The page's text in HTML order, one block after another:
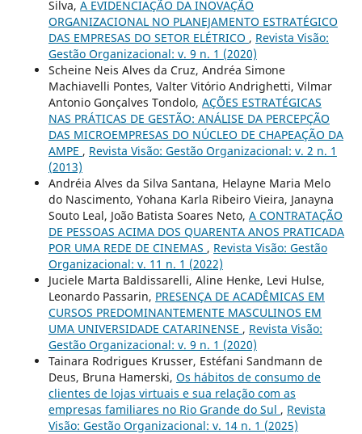
Silva, A EVIDENCIAÇÃO DA INOVAÇÃO
ORGANIZACIONAL NO PLANEJAMENTO ESTRATÉGICO
DAS EMPRESAS DO SETOR ELÉTRICO , Revista Visão:
Gestão Organizacional: v. 9 n. 1 (2020)
Scheine Neis Alves da Cruz, Andréa Simone
Machiavelli Pontes, Valter Vitório Andrighetti, Vilmar
Antonio Gonçalves Tondolo, AÇÕES ESTRATÉGICAS
NAS PRÁTICAS DE GESTÃO: ANÁLISE DA PERCEPÇÃO
DAS MICROEMPRESAS DO NÚCLEO DE CHAPEAÇÃO DA
AMPE , Revista Visão: Gestão Organizacional: v. 2 n. 1
(2013)
Andréia Alves da Silva Santana, Helayne Maria Melo
do Nascimento, Yohana Karla Ribeiro Vieira, Janayna
Souto Leal, João Batista Soares Neto, A CONTRATAÇÃO
DE PESSOAS ACIMA DOS QUARENTA ANOS PRATICADA
POR UMA REDE DE CINEMAS , Revista Visão: Gestão
Organizacional: v. 11 n. 1 (2022)
Juciele Marta Baldissarelli, Aline Henke, Levi Hulse,
Leonardo Passarin, PRESENÇA DE ACADÊMICAS EM
CURSOS PREDOMINANTEMENTE MASCULINOS EM
UMA UNIVERSIDADE CATARINENSE , Revista Visão:
Gestão Organizacional: v. 9 n. 1 (2020)
Tainara Rodrigues Krusser, Estéfani Sandmann de
Deus, Bruna Hamerski, Os hábitos de consumo de
clientes de lojas virtuais e sua relação com as
empresas familiares no Rio Grande do Sul , Revista
Visão: Gestão Organizacional: v. 14 n. 1 (2025)